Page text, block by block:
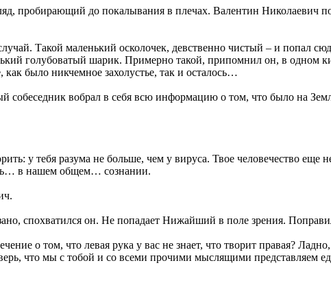
пробирающий до покалывания в плечах. Валентин Николаевич
Такой маленький осколочек, девственно чистый – и попал
голубоватый шарик. Примерно такой, припомнил он, в одном
было никчемное захолустье, так и осталось…
вобрал в себя всю информацию о том, что было на
у тебя разума не больше, чем у вируса. Твое человечество еще
в нашем общем… сознании.
спохватился он. Не попадает Нижайший в поле зрения.
о том, что левая рука у вас не знает, что творит правая?
что мы с тобой и со всеми прочими мыслящими представляем